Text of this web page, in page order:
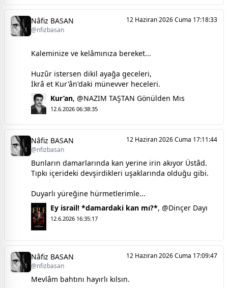
Nâfiz BASAN
@nfizbasan
12 Haziran 2026 Cuma 17:18:33
Kaleminize ve kelâmınıza bereket...
Huzûr istersen dikil ayağa geceleri,
İkrâ et Kur'ân'daki münevver heceleri.
Kur’an, @NAZIM TAŞTAN Gönülden Mıs
12.6.2026 06:38:35
Nâfiz BASAN
@nfizbasan
12 Haziran 2026 Cuma 17:11:44
Bunların damarlarında kan yerine irin akıyor Üstâd.
Tıpkı içerideki devşirdikleri uşaklarında olduğu gibi.
Duyarlı yüreğine hürmetlerimle...
Ey israil! *damardaki kan mı?*, @Dinçer Dayı
12.6.2026 16:35:17
Nâfiz BASAN
@nfizbasan
12 Haziran 2026 Cuma 17:09:47
Mevlâm bahtını hayırlı kılsın.